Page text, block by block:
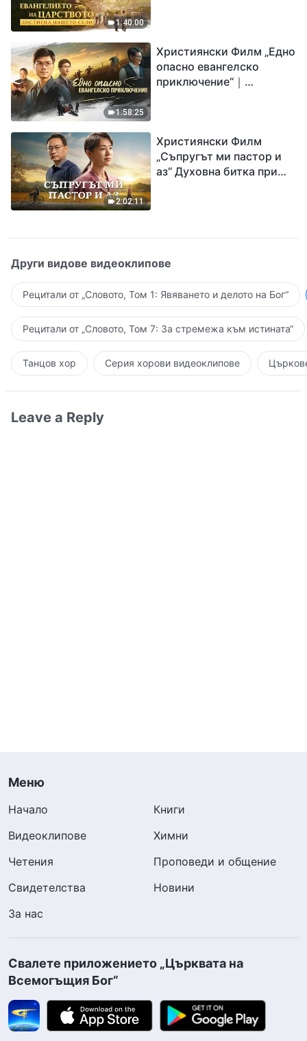
1:40:00
1:58:25
Християнски Филм „Едно
опасно евангелско
приключение“｜
Исус
2:02:11
Християнски Филм
„Съпругът ми пастор и
аз“ Духовна битка при
Други видове видеоклипове
Рецитали от „Словото, Том 1: Явяването и делото на Бог“
Рецитали от „Словото, Том 7: За стремежа към истината“
Танцов хор Серия хорови видеоклипове
Leave a Reply
Меню
Начало
Книги
Видеоклипове
Химни
Четения
Проповеди и общение
Свидетелства
Новини
За нас
Свалете приложението „Църквата на
Всемогъщия Бог“